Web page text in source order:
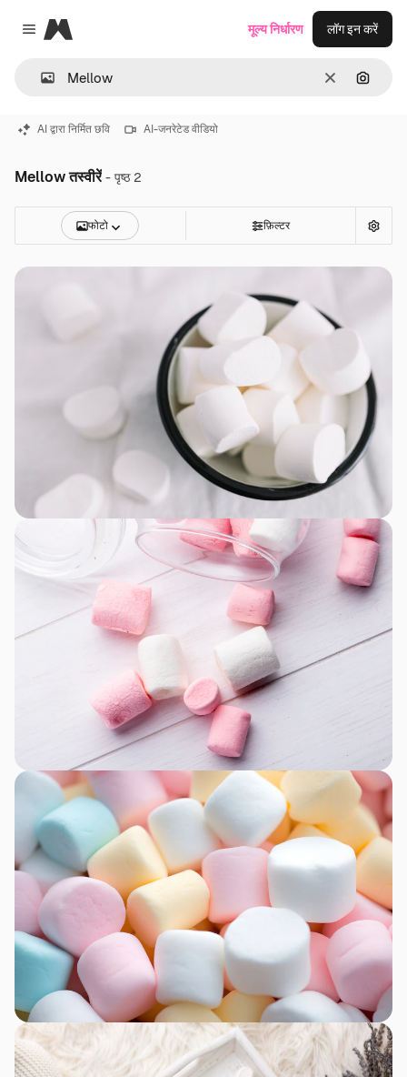
Close menu
Magnific
साफ़ इमेज से
मूल्य निर्धारण लॉग इन करें
AI द्वारा निर्मित छवि AI-जनरेटेड वीडियो
Mellow तस्वीरें - पृष्ठ 2
फोटो फ़िल्टर